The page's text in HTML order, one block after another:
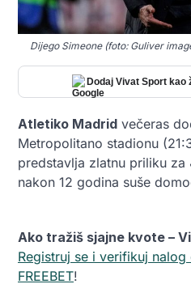
Dijego Simeone (foto: Guliver
Dodaj Vivat Sport kao
Atletiko Madrid večeras
Metropolitano stadionu
predstavlja zlatnu priliku za
nakon 12 godina suše
Ako tražiš sjajne kvote –
Registruj se i verifikuj
FREEBET!